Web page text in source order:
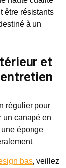
être résistants
à un
et
entretien
régulier pour
un canapé en
une éponge
bas, veillez